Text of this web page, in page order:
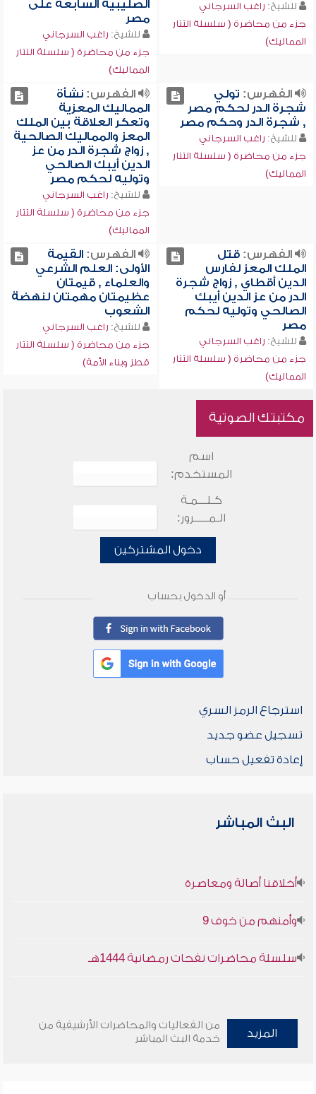
للشيخ: راغب السرجاني
جزء من محاضرة ( سلسلة التتار
المماليك)
الصليبية السابعة على
مصر
للشيخ: راغب السرجاني
جزء من محاضرة ( سلسلة التتار
المماليك)
الفهرس: تولي
شجرة الدر لحكم مصر
, شجرة الدر وحكم مصر
للشيخ: راغب السرجاني
جزء من محاضرة ( سلسلة التتار
المماليك)
الفهرس:نشأة
المماليك المعزية
وتعكر العلاقة بين الملك
المعز والمماليك الصالحية
, زواج شجرة الدر من عز
الدين أيبك الصالحي
وتوليه لحكم مصر
للشيخ: راغب السرجاني
جزء من محاضرة ( سلسلة التتار
المماليك)
الفهرس:قتل
الملك المعز لفارس
الدين أقطاي , زواج شجرة
الدر من عز الدين أيبك
الصالحي وتوليه لحكم
مصر
للشيخ: راغب السرجاني
جزء من محاضرة ( سلسلة التتار
المماليك)
الفهرس:القيمة
الأولى: العلم الشرعي
والعلماء , قيمتان
عظيمتان مهمتان لنهضة
الشعوب
للشيخ: راغب السرجاني
جزء من محاضرة ( سلسلة التتار
قطز وبناء الأمة)
مكتبتك الصوتية
اسم
المستخدم:
كـلـــمـة
الـمـــــرور:
دخول المشتركين
أو الدخول بحساب
استرجاع الرمز السري
تسجيل عضو جديد
إعادة تفعيل حساب
البث المباشر
أخلاقنا أصالة ومعاصرة
وأمنهم من خوف 9
سلسلة محاضرات نفحات رمضانية 1444هـ
المزيد
من الفعاليات والمحاضرات الأرشيفية من
خدمة البث المباشر